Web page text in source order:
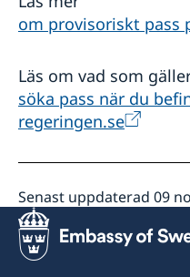
om provisoriskt pass
Läs om vad som
söka pass när du
regeringen.se
Senast uppdaterad 09